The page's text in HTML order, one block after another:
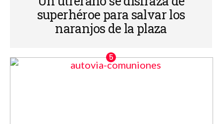
superhéroe para salvar los
naranjos de la plaza